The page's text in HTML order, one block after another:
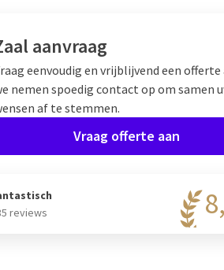
aanvraag
eenvoudig en vrijblijvend een offerte
nemen spoedig contact op om samen
af te stemmen.
Vraag offerte aan
reviews